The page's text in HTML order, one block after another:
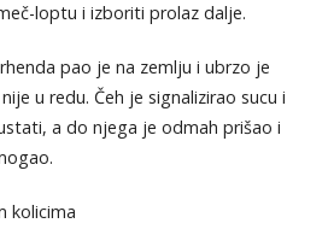
loptu i izboriti prolaz dalje.
pao je na zemlju i ubrzo je
u redu. Čeh je signalizirao sucu i
a do njega je odmah prišao i
kolicima